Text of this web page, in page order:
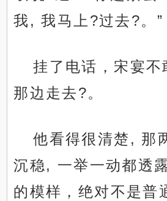
我, 我马上?过去?。”
挂了电话，宋宴
那边走去?。
他看得很清楚, 那
沉稳, 一举一动都透
的模样，绝对不是普